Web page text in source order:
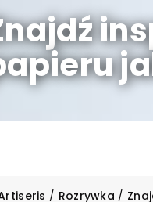
/ Rozrywka /